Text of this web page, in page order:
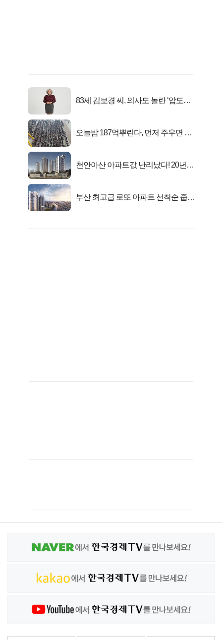
83세 김보경 씨, 의사도 놀란 ‘압도적
오늘밤 187억뿌린다, 먼저 주우면 최
천안아산 아파트값 난리났다! 20년
부산 최고급 로또 아파트 선착순 줍줍